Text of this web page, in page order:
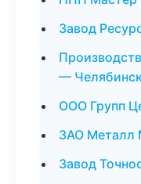
Завод
—
ООО Групп
ЗАО Металл
Завод